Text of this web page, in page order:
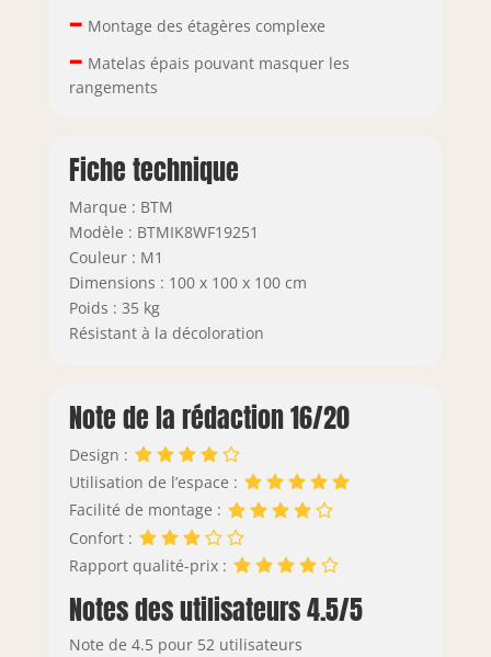
temps. S'il vous
plaît, attendez
– Montage des étagères complexe
– Matelas épais pouvant masquer les
rangements
Fiche technique
Marque : BTM
Modèle : BTMIK8WF19251
Couleur : M1
Dimensions : 100 x 100 x 100 cm
Poids : 35 kg
Résistant à la décoloration
Note de la rédaction 16/20
Design :
Utilisation de l’espace :
Facilité de montage :
Confort :
Rapport qualité-prix :
Notes des utilisateurs 4.5/5
Note de 4.5 pour 52 utilisateurs